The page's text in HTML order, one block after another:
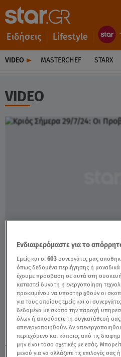
Ειδήσεις Lifestyle
VIDEO MASTERCHEF STARX
VIDEO
Κριός Σήμερα 29/7/24:
Άσης Μπήλιου - Video
TAGS: ΚΡΙΟΣ ΖΩΔΙΑ
Ενδιαφερόμαστε για το
Εμείς και οι603 συνεργάτες μας
όπως δεδομένα περιήγησης ή μοναδικά
έχουμε πρόσβαση σε αυτά στη
καταστεί δυνατή η ενεργοποίηση
προκειμένου να υποστηριχθούν οι
για τους οποίους εμείς και οι
δεδομένα με σκοπό την παροχή
όλων ή αποσύρετε τη συγκατάθεσή σας,
απενεργοποιηθούν. Αν
περιεχόμενο και κάποιες από τις
μην είναι τόσο σχετικές με εσάς.
μενού για να αλλάξετε τις επιλογές